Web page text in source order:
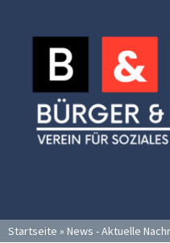
Inhalt
springen
Startseite » News - Aktuelle